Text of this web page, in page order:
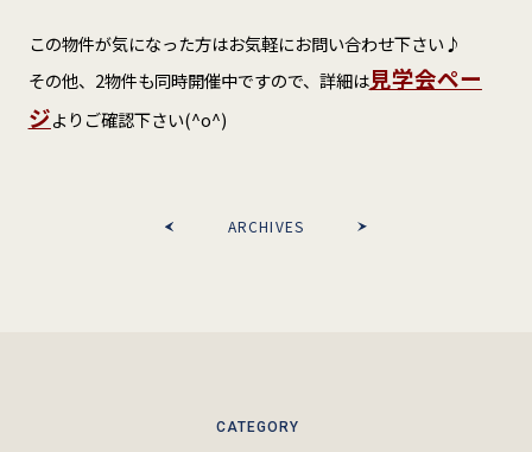
この物件が気になった方はお気軽にお問い合わせ下さい♪
その他、2物件も同時開催中ですので、詳細は見学会ペー
ジよりご確認下さい(^o^)
ARCHIVES